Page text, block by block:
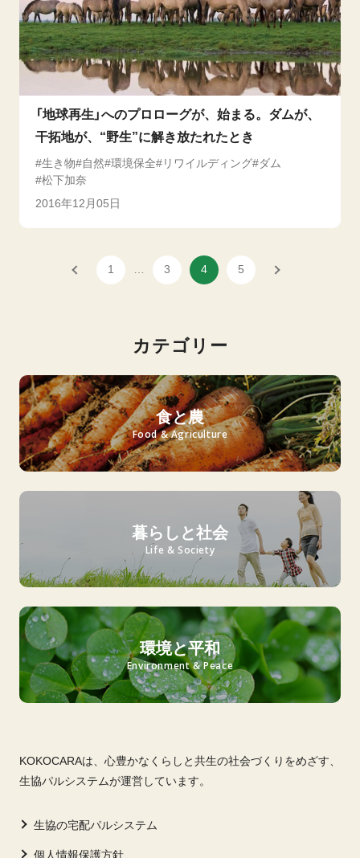
「地球再生」へのプロローグが、始まる。ダムが、
干拓地が、“野生”に解き放たれたとき
生き物 自然 環境保全 リワイルディング
ダム
松下加奈
2016年12月05日
1 3 4 5
カテゴリー
食と農
Food & Agriculture
暮らしと社会
Life & Society
環境と平和
Environment & Peace
KOKOCARAは、心豊かなくらしと共生の社会づくりをめざす、
生協パルシステムが運営しています。
生協の宅配パルシステム
個人情報保護方針